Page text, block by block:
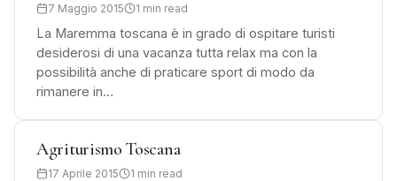
7 Maggio 2015 1 min read
La Maremma toscana è in grado di ospitare turisti
desiderosi di una vacanza tutta relax ma con la
possibilità anche di praticare sport di modo da
rimanere in…
Agriturismo Toscana
17 Aprile 2015 1 min read